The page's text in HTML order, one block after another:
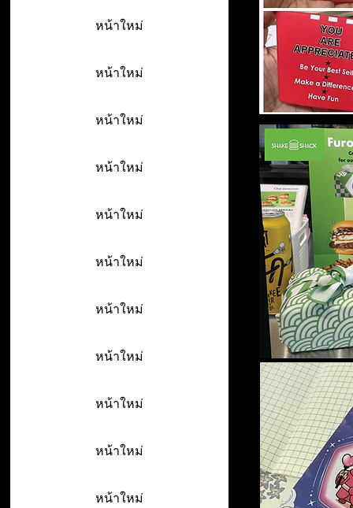
หน้าใหม่
หน้าใหม่
หน้าใหม่
หน้าใหม่
หน้าใหม่
หน้าใหม่
หน้าใหม่
หน้าใหม่
หน้าใหม่
หน้าใหม่
หน้าใหม่